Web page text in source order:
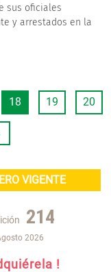
sus oficiales
y arrestados en la
18 19 20
VIGENTE
214
2026
!